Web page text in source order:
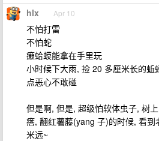
hlx Apr 10
不怕打雷
不怕蛇
癞蛤蟆能拿在手里玩
小时候下大雨, 捡 20 多厘米长的
点恶心不敢碰
但是啊, 但是, 超级怕软体虫子, 树
瘩, 翻红薯藤(yang 子)的时候, 看
米远~